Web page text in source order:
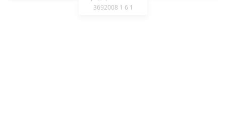
3692008 1 6 1